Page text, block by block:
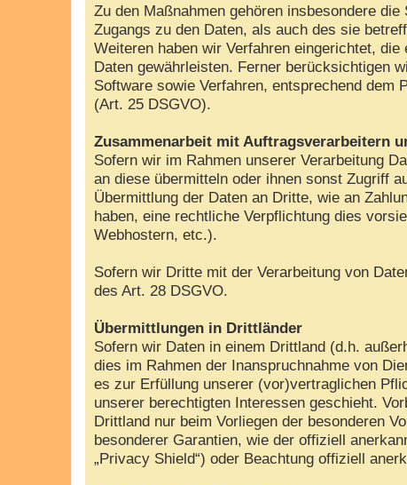
Zu den Maßnahmen gehören insbesondere
Zugangs zu den Daten, als auch des sie
Weiteren haben wir Verfahren eingerichtet,
Daten gewährleisten. Ferner berücksichtigen
Software sowie Verfahren, entsprechend dem
(Art. 25 DSGVO).
Zusammenarbeit mit Auftragsverarbeitern
Sofern wir im Rahmen unserer Verarbeitung
an diese übermitteln oder ihnen sonst Zugriff
Übermittlung der Daten an Dritte, wie an
haben, eine rechtliche Verpflichtung dies
Webhostern, etc.).
Sofern wir Dritte mit der Verarbeitung von
des Art. 28 DSGVO.
Übermittlungen in Drittländer
Sofern wir Daten in einem Drittland (d.h.
dies im Rahmen der Inanspruchnahme von
es zur Erfüllung unserer (vor)vertraglichen
unserer berechtigten Interessen geschieht.
Drittland nur beim Vorliegen der besonderen
besonderer Garantien, wie der offiziell
„Privacy Shield“) oder Beachtung offiziell